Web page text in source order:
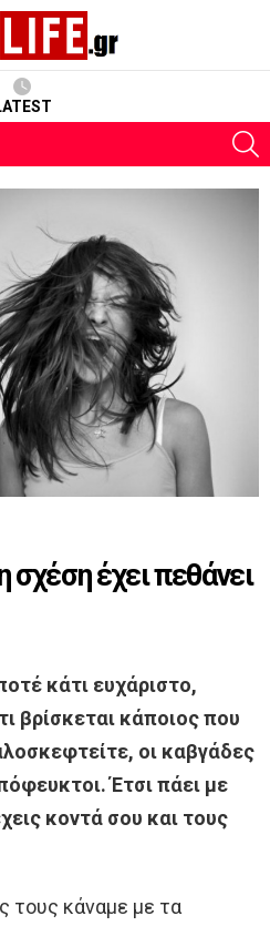
έχει πεθάνει
κάτι ευχάριστο,
βρίσκεται κάποιος που
οι καβγάδες
Έτσι πάει με
κοντά σου και τους
τους κάναμε με τα